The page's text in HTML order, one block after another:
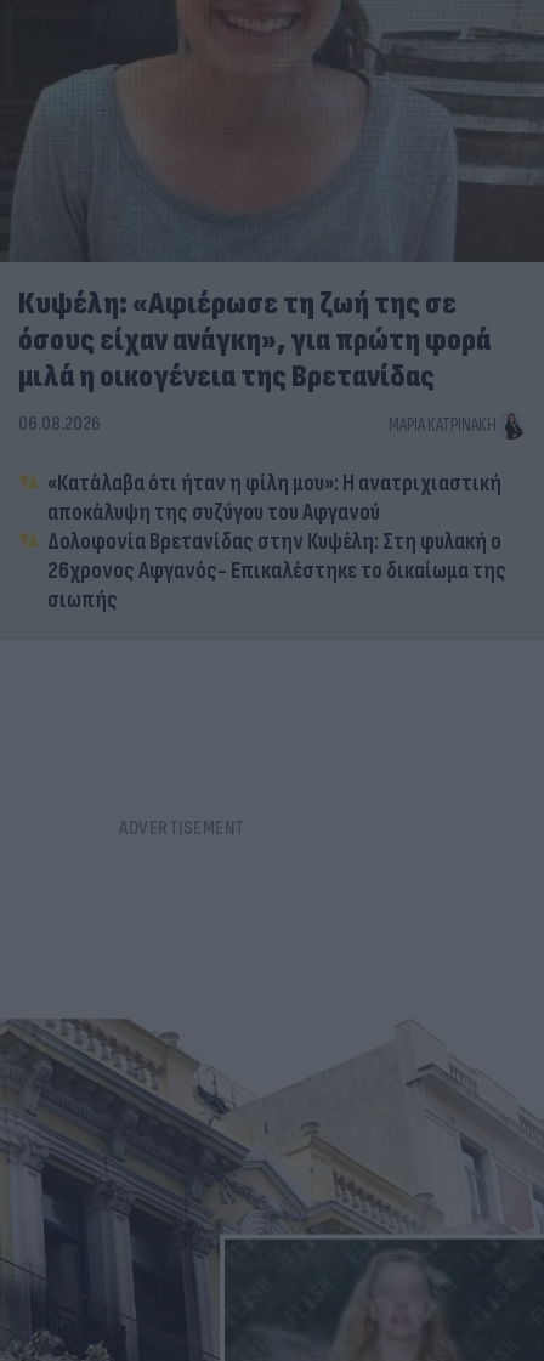
Κυψέλη: «Αφιέρωσε τη ζωή της σε
όσους είχαν ανάγκη», για πρώτη φορά
μιλά η οικογένεια της Βρετανίδας
06.08.2026 ΜΑΡΊΑ ΚΑΤΡΙΝΆΚΗ
«Κατάλαβα ότι ήταν η φίλη μου»: Η ανατριχιαστική
αποκάλυψη της συζύγου του Αφγανού
Δολοφονία Βρετανίδας στην Κυψέλη: Στη φυλακή ο
26χρονος Αφγανός- Επικαλέστηκε το δικαίωμα της
σιωπής